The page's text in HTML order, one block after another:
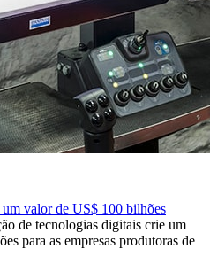
valor de US$ 100 bilhões
de tecnologias digitais crie um
para as empresas produtoras de